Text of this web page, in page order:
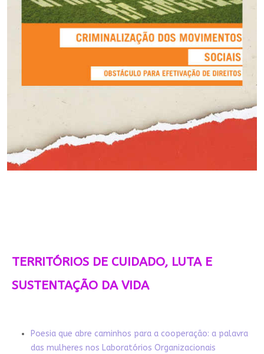
TERRITÓRIOS DE CUIDADO, LUTA E
SUSTENTAÇÃO DA VIDA
Poesia que abre caminhos para a cooperação: a palavra
das mulheres nos Laboratórios Organizacionais